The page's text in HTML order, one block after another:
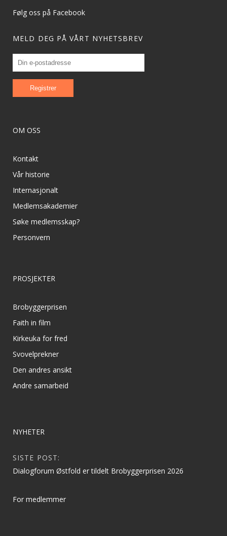
Følg oss på Facebook
MELD DEG PÅ VÅRT NYHETSBREV
OM OSS
Kontakt
Vår historie
Internasjonalt
Medlemsakademier
Søke medlemsskap?
Personvern
PROSJEKTER
Brobyggerprisen
Faith in film
Kirkeuka for fred
Svovelprekner
Den andres ansikt
Andre samarbeid
NYHETER
SISTE POST:
Dialogforum Østfold er tildelt Brobyggerprisen 2026
For medlemmer